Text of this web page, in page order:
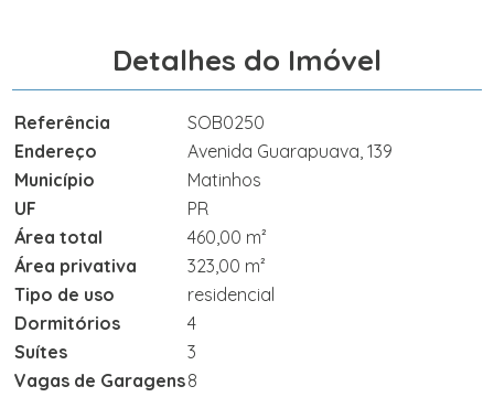
Detalhes do Imóvel
Referência
SOB0250
Endereço
Avenida Guarapuava, 139
Município
Matinhos
UF
PR
Área total
460,00 m²
Área privativa
323,00 m²
Tipo de uso
residencial
Dormitórios
4
Suítes
3
Vagas de Garagens8